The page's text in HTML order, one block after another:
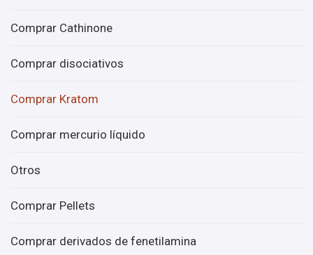
Comprar Cathinone
Comprar disociativos
Comprar Kratom
Comprar mercurio líquido
Otros
Comprar Pellets
Comprar derivados de fenetilamina